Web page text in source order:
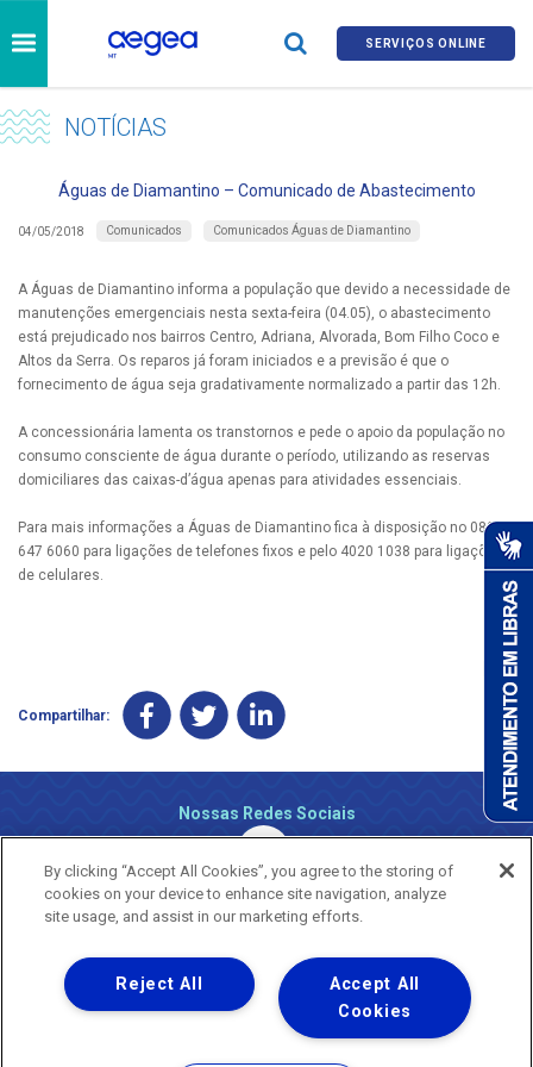
SERVIÇOS ONLINE
NOTÍCIAS
Águas de Diamantino – Comunicado de Abastecimento
04/05/2018 Comunicados Comunicados Águas de Diamantino
A Águas de Diamantino informa a população que devido a necessidade de
manutenções emergenciais nesta sexta-feira (04.05), o abastecimento
está prejudicado nos bairros Centro, Adriana, Alvorada, Bom Filho Coco e
Altos da Serra. Os reparos já foram iniciados e a previsão é que o
fornecimento de água seja gradativamente normalizado a partir das 12h.
A concessionária lamenta os transtornos e pede o apoio da população no
consumo consciente de água durante o período, utilizando as reservas
domiciliares das caixas-d’água apenas para atividades essenciais.
Para mais informações a Águas de Diamantino fica à disposição no 0800
647 6060 para ligações de telefones fixos e pelo 4020 1038 para ligações
de celulares.
Compartilhar:
Nossas Redes Sociais
Uma empresa
Copyright ® 2026 - Todos os Direitos Reservados.
Nossa natureza movimenta a vida
By clicking “Accept All Cookies”, you agree to the storing of
cookies on your device to enhance site navigation, analyze
site usage, and assist in our marketing efforts.
Accept All
Cookies
Reject All